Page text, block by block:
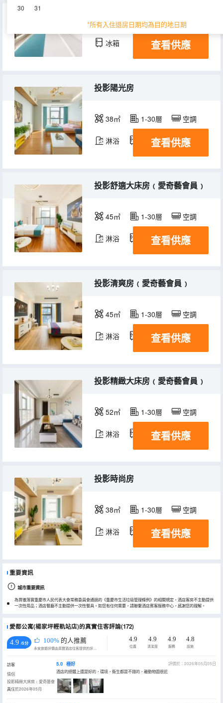
30 31
*所有入住退房日期均為目的地日期
48㎡ 空調 淋浴
冰箱 查看供應
投影陽光房
38㎡ 1-30層 空調
淋浴 冰箱查看供應
投影舒適大床房﹙愛奇藝會員﹚
45㎡ 1-30層 空調
淋浴 冰箱查看供應
投影清爽房﹙愛奇藝會員﹚
45㎡ 1-30層 空調
淋浴 冰箱查看供應
投影精緻大床房﹙愛奇藝會員﹚
52㎡ 1-30層 空調
淋浴 冰箱查看供應
投影時尚房
38㎡ 1-30層 空調
淋浴 冰箱查看供應
重要資訊
城市重要資訊
為貫徹落實重慶市人民代表大會常務委員會通過的《重慶市生活垃圾管理條例》的相關規定，酒店客房不主動提供
一次性用品；酒店餐廳不主動提供一次性餐具。如您有任何需要，請聯繫酒店賓客服務中心，感謝您的理解。
愛都公寓(楊家坪輕軌站店)的真實住客評論(172)
4.9 /5分 100% 的人推薦
永安旅遊評價由真實酒店住客提供的評價。
4.9
位置
4.9
清潔度
4.9
服務
4.8
設施
訪客
情侶
投影精緻大床房﹙愛奇藝會
員﹚
入住於2026年05月
5.0 極好
評價於：2026年05月05日
酒店的總體上還是好的，環境，衞生都是不錯的，離動物園很近